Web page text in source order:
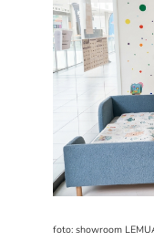
foto: showroom